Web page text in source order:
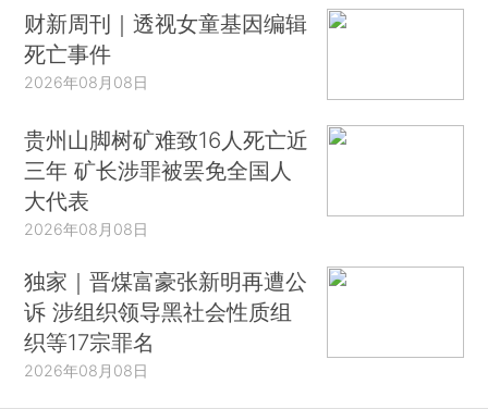
财新周刊｜透视女童基因编辑
死亡事件
2026年08月08日
贵州山脚树矿难致16人死亡近
三年 矿长涉罪被罢免全国人
大代表
2026年08月08日
独家｜晋煤富豪张新明再遭公
诉 涉组织领导黑社会性质组
织等17宗罪名
2026年08月08日